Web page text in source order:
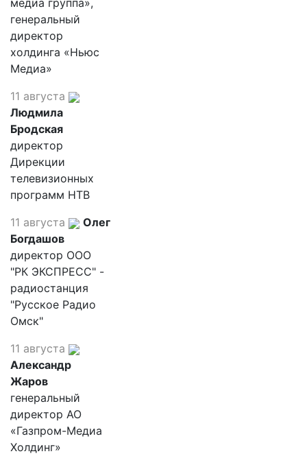
медиа группа»,
генеральный
директор
холдинга «Ньюс
Медиа»
11 августа
Людмила
Бродская
директор
Дирекции
телевизионных
программ НТВ
11 августа
Олег
Богдашов
директор ООО
"РК ЭКСПРЕСС" -
радиостанция
"Русское Радио
Омск"
11 августа
Александр
Жаров
генеральный
директор АО
«Газпром-Медиа
Холдинг»